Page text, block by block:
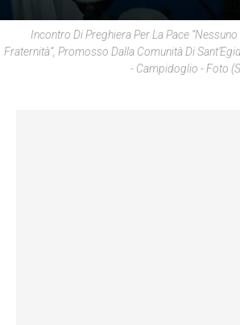
Incontro Di Preghiera Per La Pace
Fraternità”, Promosso Dalla Comunità Di
- Campidoglio - Foto